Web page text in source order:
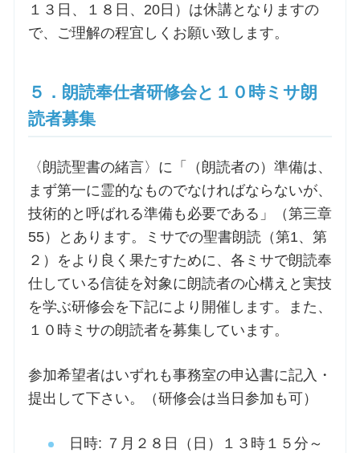
１３日、１８日、20日）は休講となりますの
で、ご理解の程宜しくお願い致します。
５．朗読奉仕者研修会と１０時ミサ朗
読者募集
〈朗読聖書の緒言〉に「（朗読者の）準備は、
まず第一に霊的なものでなければならないが、
技術的と呼ばれる準備も必要である」（第三章
55）とあります。ミサでの聖書朗読（第1、第
２）をより良く果たすために、各ミサで朗読奉
仕している信徒を対象に朗読者の心構えと実技
を学ぶ研修会を下記により開催します。また、
１０時ミサの朗読者を募集しています。
参加希望者はいずれも事務室の申込書に記入・
提出して下さい。（研修会は当日参加も可）
日時: ７月２８日（日）１３時１５分～